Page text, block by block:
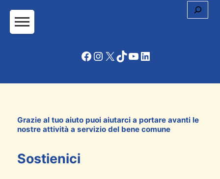
Facebook
Instagram
X TikTok
YouTube
LinkedIn
Grazie al tuo aiuto puoi aiutarci a portare avanti le
nostre attività a servizio del bene comune
Sostienici